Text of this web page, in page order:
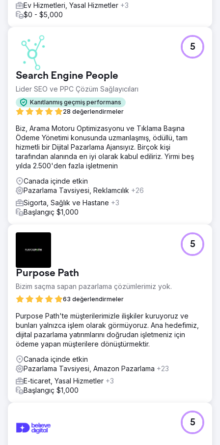
Ev Hizmetleri, Yasal Hizmetler +3
$0 - $5,000
Search Engine People
Lider SEO ve PPC Çözüm Sağlayıcıları
Kanıtlanmış geçmiş performans
28 değerlendirmeler
5
Biz, Arama Motoru Optimizasyonu ve Tıklama Başına
Ödeme Yönetimi konusunda uzmanlaşmış, ödüllü, tam
hizmetli bir Dijital Pazarlama Ajansıyız. Birçok kişi
tarafından alanında en iyi olarak kabul ediliriz. Yirmi beş
yılda 2.500'den fazla işletmenin
Canada içinde etkin
Pazarlama Tavsiyesi, Reklamcılık +26
Sigorta, Sağlık ve Hastane +3
Başlangıç $1,000
Purpose Path
Bizim saçma sapan pazarlama çözümlerimiz yok.
63 değerlendirmeler
5
Purpose Path'te müşterilerimizle ilişkiler kuruyoruz ve
bunları yalnızca işlem olarak görmüyoruz. Ana hedefimiz,
dijital pazarlama yatırımlarını doğrudan işletmeniz için
ödeme yapan müşterilere dönüştürmektir.
Canada içinde etkin
Pazarlama Tavsiyesi, Amazon Pazarlama +23
E-ticaret, Yasal Hizmetler +3
Başlangıç $1,000
5